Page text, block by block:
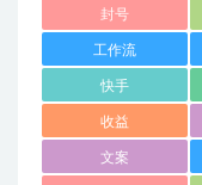
封号
工作流
快手
收益
文案